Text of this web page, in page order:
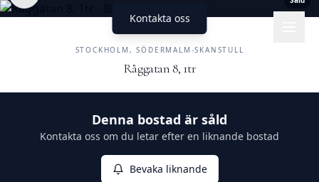
Kontakta oss
STOCKHOLM, SÖDERMALM-SKANSTULL
Råggatan 8, 1tr
Denna bostad är såld
Kontakta oss om du letar efter en liknande bostad
Bevaka liknande